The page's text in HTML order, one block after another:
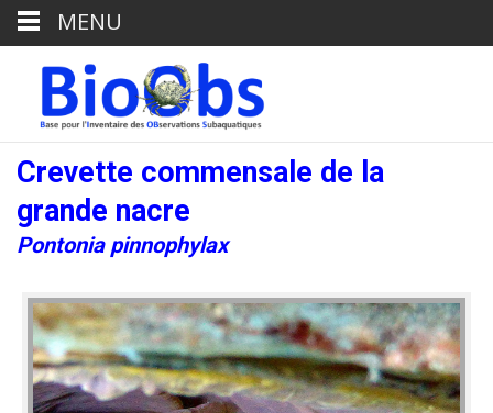
Crevette commensale de la
grande nacre
Pontonia pinnophylax
MENU